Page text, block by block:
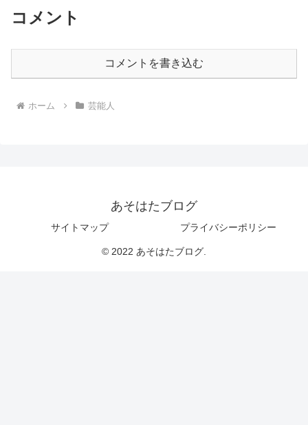
コメント
コメントを書き込む
ホーム 芸能人
あそはたブログ
サイトマップ プライバシーポリシー
© 2022 あそはたブログ.